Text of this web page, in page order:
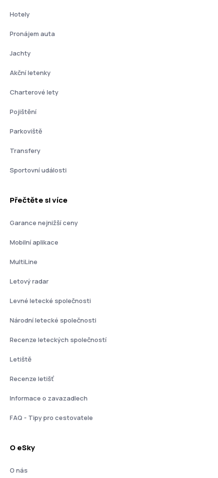
Hotely
Pronájem auta
Jachty
Akční letenky
Charterové lety
Pojištění
Parkoviště
Transfery
Sportovní události
Přečtěte si více
Garance nejnižší ceny
Mobilní aplikace
MultiLine
Letový radar
Levné letecké společnosti
Národní letecké společnosti
Recenze leteckých společností
Letiště
Recenze letišť
Informace o zavazadlech
FAQ - Tipy pro cestovatele
O eSky
O nás